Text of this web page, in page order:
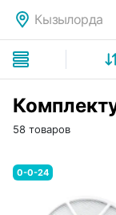
Кызылорда
58 товаров
0-0-24